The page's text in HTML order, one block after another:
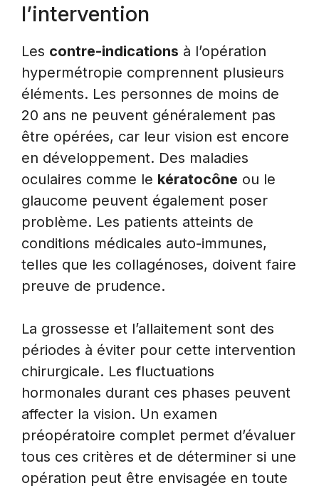
l’intervention
Les contre-indications à l’opération
hypermétropie comprennent plusieurs
éléments. Les personnes de moins de
20 ans ne peuvent généralement pas
être opérées, car leur vision est encore
en développement. Des maladies
oculaires comme le kératocône ou le
glaucome peuvent également poser
problème. Les patients atteints de
conditions médicales auto-immunes,
telles que les collagénoses, doivent faire
preuve de prudence.
La grossesse et l’allaitement sont des
périodes à éviter pour cette intervention
chirurgicale. Les fluctuations
hormonales durant ces phases peuvent
affecter la vision. Un examen
préopératoire complet permet d’évaluer
tous ces critères et de déterminer si une
opération peut être envisagée en toute